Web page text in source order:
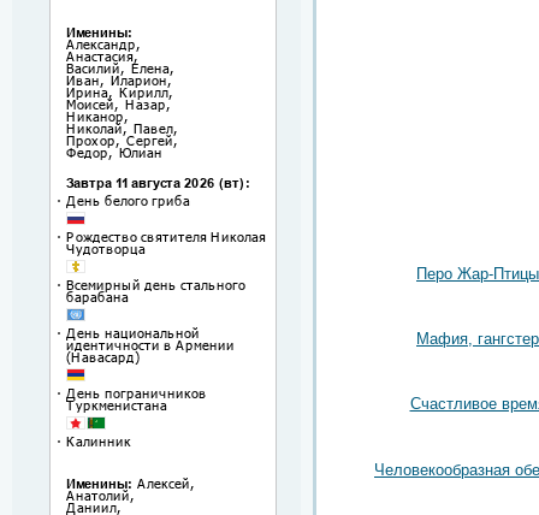
Перо Жар-Птицы
Мафия, гангстер
Счастливое
Человекообразная